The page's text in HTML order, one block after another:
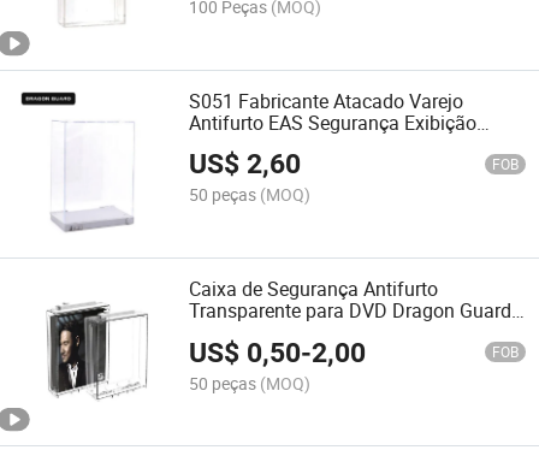
100 Peças (MOQ)
S051 Fabricante Atacado Varejo
Antifurto EAS Segurança Exibição
Caixa Mais Segura Multiuso
US$2,60 FOB
50 peças (MOQ)
Caixa de Segurança Antifurto
Transparente para DVD Dragon Guard
US$ 0,50-2,00 FOB
50 peças (MOQ)